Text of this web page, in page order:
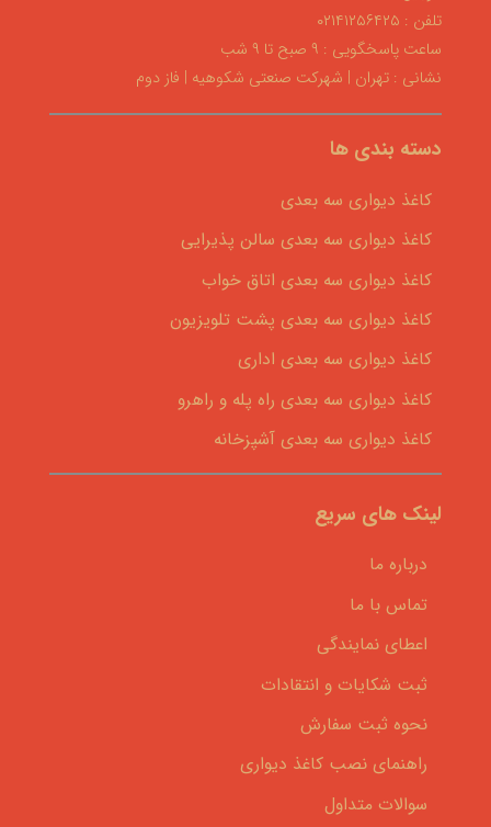
تلفن : ۰۲۱۴۱۲۵۶۴۲۵
ساعت پاسخگویی : ۹ صبح تا ۹ شب
نشانی : تهران | شهرکت صنعتی شکوهیه | فاز دوم
دسته بندی ها
کاغذ دیواری سه بعدی
کاغذ دیواری سه بعدی سالن پذیرایی
کاغذ دیواری سه بعدی اتاق خواب
کاغذ دیواری سه بعدی پشت تلویزیون
کاغذ دیواری سه بعدی اداری
کاغذ دیواری سه بعدی راه پله و راهرو
کاغذ دیواری سه بعدی آشپزخانه
لینک های سریع
درباره ما
تماس با ما
اعطای نمایندگی
ثبت شکایات و انتقادات
نحوه ثبت سفارش
راهنمای نصب کاغذ دیواری
سوالات متداول